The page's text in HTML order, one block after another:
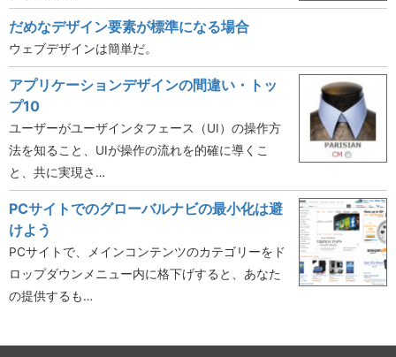
だめなデザイン要素が標準になる場合
ウェブデザインは簡単だ。
アプリケーションデザインの間違い・トッ
プ10
ユーザーがユーザインタフェース（UI）の操作方
法を知ること、UIが操作の流れを的確に導くこ
と、共に実現さ…
PCサイトでのグローバルナビの最小化は避
けよう
PCサイトで、メインコンテンツのカテゴリーをド
ロップダウンメニュー内に格下げすると、あなた
の提供するも…